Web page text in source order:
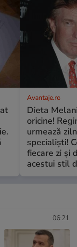
Avantaje.ro
Dieta
oricine!
urmează
specialiști!
fiecare zi și
acestui stil
06:21